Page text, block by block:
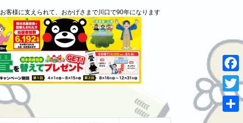
客様に支えられて、おかげさまで川口で90年になります
F
a
c
T